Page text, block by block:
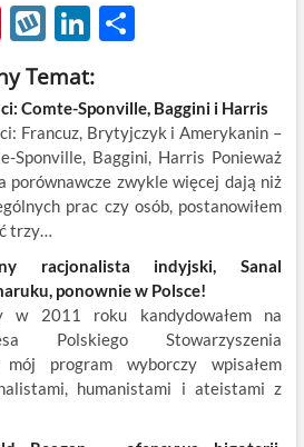
Pi
nt
er
es
t
W
k
o
p
Li
k
e
dI
n
S
ar
e
Temat:
Comte-Sponville, Baggini i Harris
Francuz, Brytyjczyk i Amerykanin –
Sponville, Baggini, Harris Ponieważ
porównawcze zwykle więcej dają niż
prac czy osób, postanowiłem
trzy…
racjonalista indyjski, Sanal
ponownie w Polsce!
w 2011 roku kandydowałem na
Polskiego Stowarzyszenia
program wyborczy wpisałem
humanistami i ateistami z